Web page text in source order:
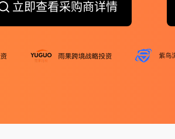
立即查看采购商详情